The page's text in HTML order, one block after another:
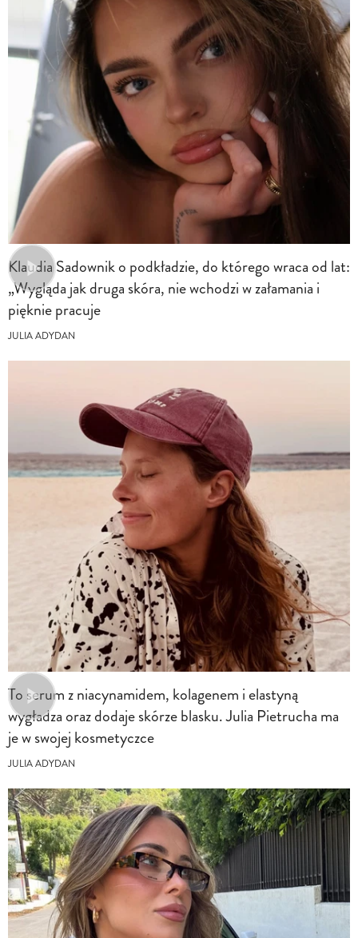
Klaudia Sadownik o podkładzie, do którego wraca od lat:
„Wygląda jak druga skóra, nie wchodzi w załamania i
pięknie pracuje
JULIA ADYDAN
To serum z niacynamidem, kolagenem i elastyną
wygładza oraz dodaje skórze blasku. Julia Pietrucha ma
je w swojej kosmetyczce
JULIA ADYDAN